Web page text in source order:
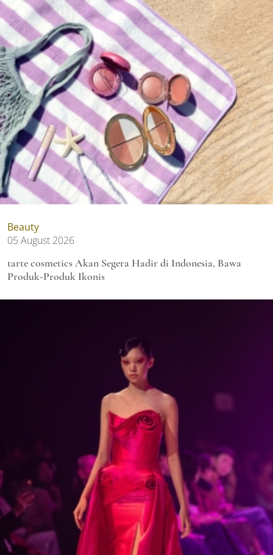
Beauty
05 August 2026
tarte cosmetics Akan Segera Hadir di Indonesia, Bawa
Produk-Produk Ikonis